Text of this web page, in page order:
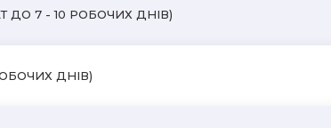
ДО 7 - 10 РОБОЧИХ ДНІВ)
ДНІВ)